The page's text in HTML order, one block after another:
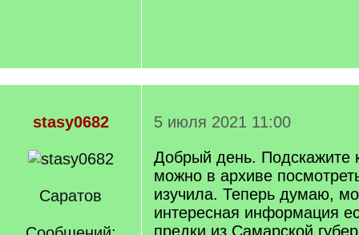
stasy0682
Саратов
5 июля 2021 11:00
Добрый день.
можно в архиве
изучила. Теперь думаю,
интересная информация
предки из Самарской